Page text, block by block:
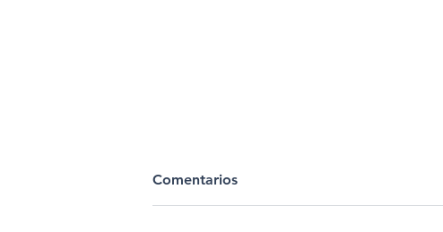
Comentarios